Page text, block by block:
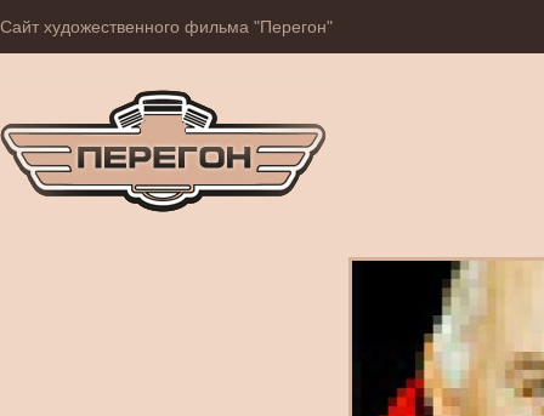
Сайт художественного фильма "Перегон"